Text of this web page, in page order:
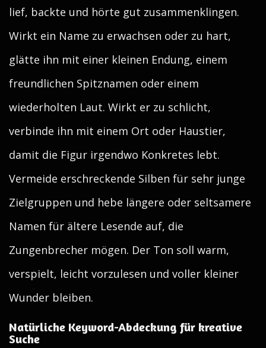
lief, backte und hörte gut zusammenklingen.
Wirkt ein Name zu erwachsen oder zu hart,
glätte ihn mit einer kleinen Endung, einem
freundlichen Spitznamen oder einem
wiederholten Laut. Wirkt er zu schlicht,
verbinde ihn mit einem Ort oder Haustier,
damit die Figur irgendwo Konkretes lebt.
Vermeide erschreckende Silben für sehr junge
Zielgruppen und hebe längere oder seltsamere
Namen für ältere Lesende auf, die
Zungenbrecher mögen. Der Ton soll warm,
verspielt, leicht vorzulesen und voller kleiner
Wunder bleiben.
Natürliche Keyword-Abdeckung für kreative
Suche